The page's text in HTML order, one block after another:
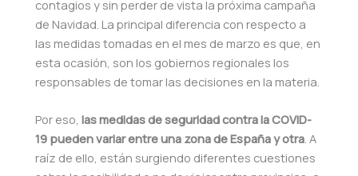
contagios y sin perder de vista la próxima campaña
de Navidad. La principal diferencia con respecto a
las medidas tomadas en el mes de marzo es que, en
esta ocasión, son los gobiernos regionales los
responsables de tomar las decisiones en la materia.
Por eso, las medidas de seguridad contra la COVID-
19 pueden variar entre una zona de España y otra. A
raíz de ello, están surgiendo diferentes cuestiones